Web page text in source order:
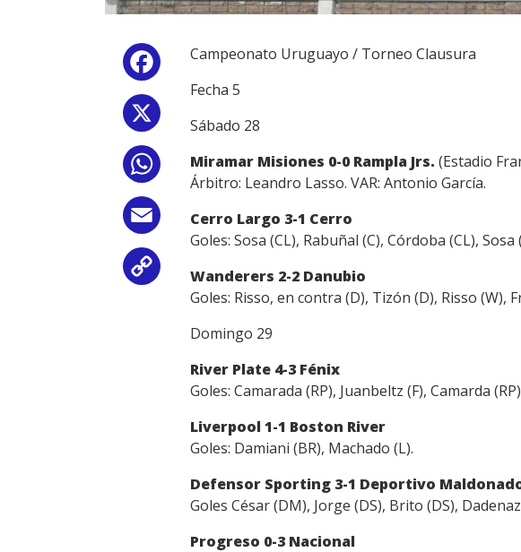
Facebook
WhatsApp
Email
Copy
Link
Campeonato Uruguayo / Torneo Clausura
Fecha 5
Sábado 28
Miramar Misiones 0-0 Rampla Jrs. (Estadio
Árbitro: Leandro Lasso. VAR: Antonio García.
Cerro Largo 3-1 Cerro
Goles: Sosa (CL), Rabuñal (C), Córdoba (CL), Sosa
Wanderers 2-2 Danubio
Goles: Risso, en contra (D), Tizón (D), Risso (W),
Domingo 29
River Plate 4-3 Fénix
Goles: Camarada (RP), Juanbeltz (F), Camarda
Liverpool 1-1 Boston River
Goles: Damiani (BR), Machado (L).
Defensor Sporting 3-1 Deportivo
Goles César (DM), Jorge (DS), Brito (DS),
Progreso 0-3 Nacional